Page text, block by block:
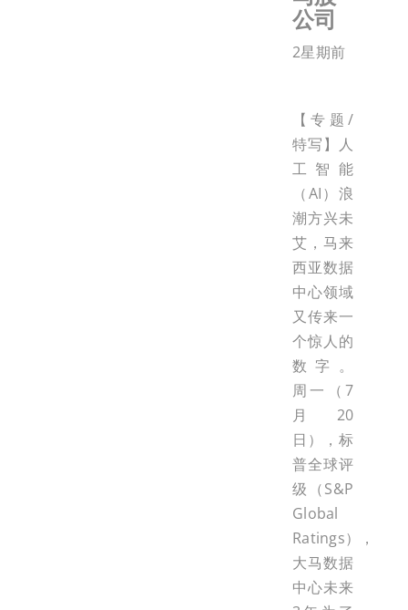
公司
2星期前
【专题/
特写】人
工智能
（AI）浪
潮方兴未
艾，马来
西亚数据
中心领域
又传来一
个惊人的
数字。
周一（7
月20
日），标
普全球评
级（S&P
Global
Ratings），
大马数据
中心未来